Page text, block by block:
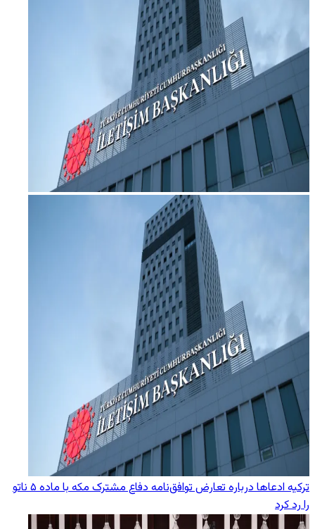
ترکیه ادعاها درباره تعارض توافق‌نامه دفاع مشترک مکه با ماده ۵ ناتو
را رد کرد